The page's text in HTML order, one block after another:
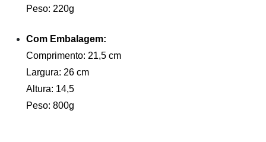
Peso: 220g
Com Embalagem:
Comprimento: 21,5 cm
Largura: 26 cm
Altura: 14,5
Peso: 800g